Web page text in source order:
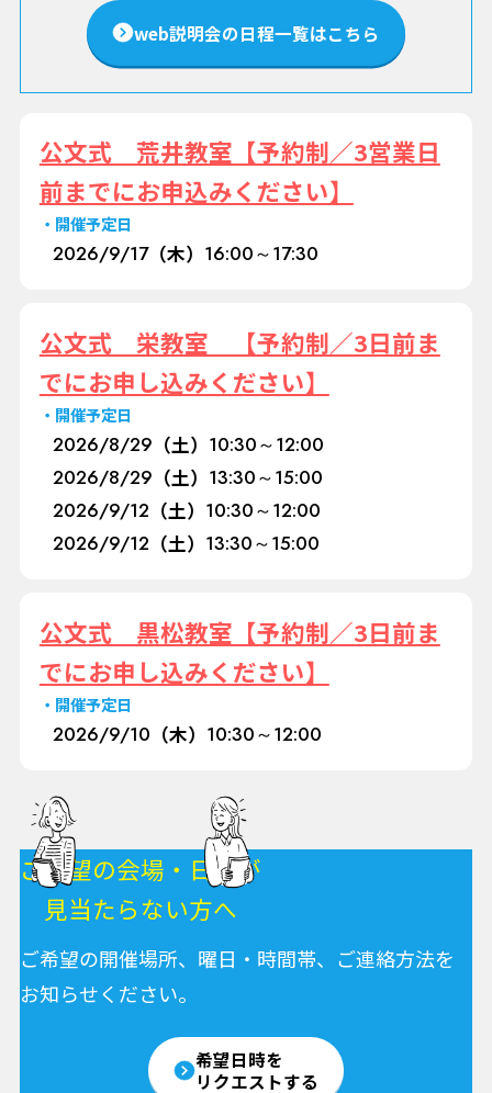
web説明会の日程一覧はこちら
公文式 荒井教室【予約制／3営業日
前までにお申込みください】
開催予定日
2026/9/17（木） 16:00～17:30
公文式 栄教室 【予約制／3日前ま
でにお申し込みください】
開催予定日
2026/8/29 （土） 10:30～12:00
2026/8/29 （土） 13:30～15:00
2026/9/12 （土） 10:30～12:00
2026/9/12 （土） 13:30～15:00
公文式 黒松教室【予約制／3日前ま
でにお申し込みください】
開催予定日
2026/9/10 （木） 10:30～12:00
ご希望の会場・日程が
見当たらない方へ
ご希望の開催場所、曜日・時間帯、ご連絡方法を
お知らせください。
希望日時を
リクエストする